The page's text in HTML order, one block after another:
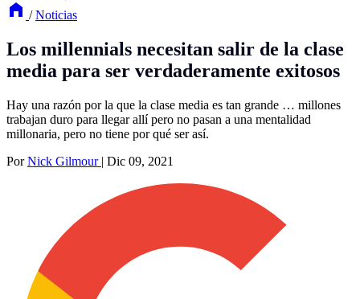
/ Noticias
Los millennials necesitan salir de la clase
media para ser verdaderamente exitosos
Hay una razón por la que la clase media es tan grande … millones
trabajan duro para llegar allí pero no pasan a una mentalidad
millonaria, pero no tiene por qué ser así.
PorNick Gilmour | Dic 09, 2021